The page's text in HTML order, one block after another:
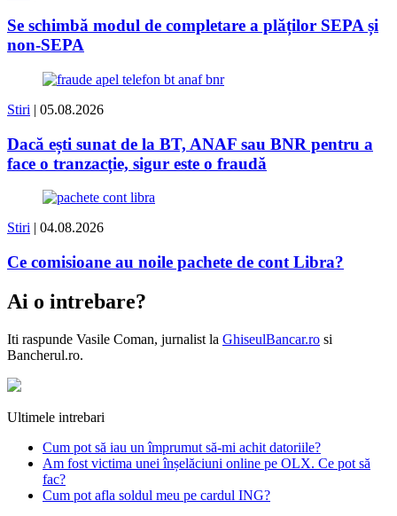
Se schimbă modul de completare a plăților SEPA și
non-SEPA
Stiri | 05.08.2026
Dacă ești sunat de la BT, ANAF sau BNR pentru a
face o tranzacție, sigur este o fraudă
Stiri | 04.08.2026
Ce comisioane au noile pachete de cont Libra?
Ai o intrebare?
Iti raspunde Vasile Coman, jurnalist la GhiseulBancar.ro si
Bancherul.ro.
Ultimele intrebari
Cum pot să iau un împrumut să-mi achit datoriile?
Am fost victima unei înșelăciuni online pe OLX. Ce pot să
fac?
Cum pot afla soldul meu pe cardul ING?